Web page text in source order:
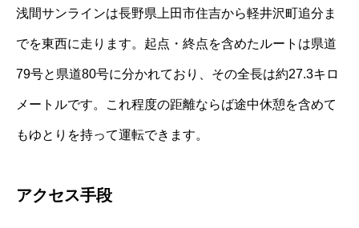
浅間サンラインは長野県上田市住吉から軽井沢町追分ま
でを東西に走ります。起点・終点を含めたルートは県道
79号と県道80号に分かれており、その全長は約27.3キロ
メートルです。これ程度の距離ならば途中休憩を含めて
もゆとりを持って運転できます。
アクセス手段